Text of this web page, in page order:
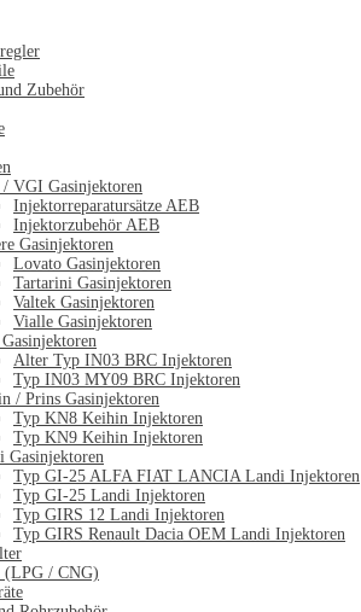
Zubehör
VGI Gasinjektoren
Injektorreparatursätze AEB
Injektorzubehör AEB
Gasinjektoren
Lovato Gasinjektoren
Tartarini Gasinjektoren
Valtek Gasinjektoren
Vialle Gasinjektoren
Alter Typ IN03 BRC Injektoren
Typ IN03 MY09 BRC Injektoren
/ Prins Gasinjektoren
Typ KN8 Keihin Injektoren
Typ KN9 Keihin Injektoren
Gasinjektoren
Typ GI-25 ALFA FIAT LANCIA Landi Injektoren
Typ GI-25 Landi Injektoren
Typ GIRS 12 Landi Injektoren
Typ GIRS Renault Dacia OEM Landi Injektoren
(LPG / CNG)